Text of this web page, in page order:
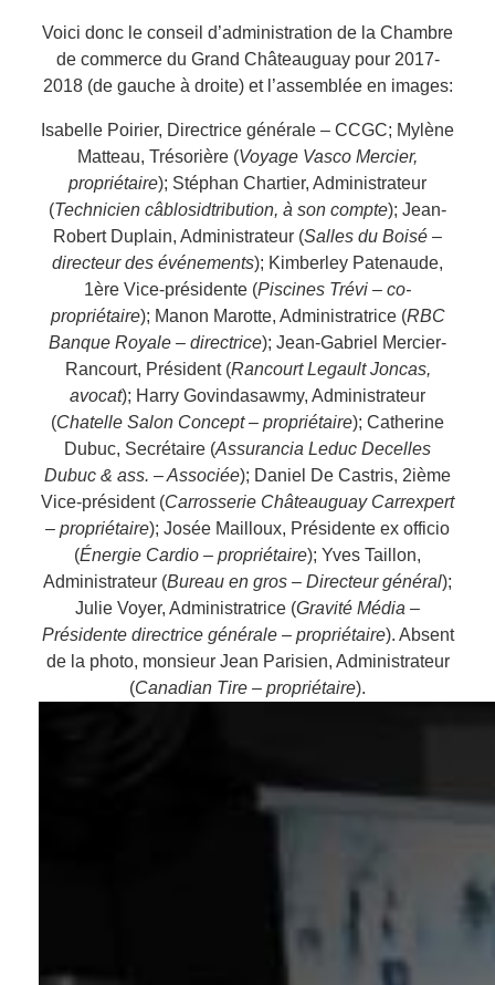
Voici donc le conseil d’administration de la Chambre
de commerce du Grand Châteauguay pour 2017-
2018 (de gauche à droite) et l’assemblée en images:
Isabelle Poirier, Directrice générale – CCGC; Mylène
Matteau, Trésorière (Voyage Vasco Mercier,
propriétaire); Stéphan Chartier, Administrateur
(Technicien câblosidtribution, à son compte); Jean-
Robert Duplain, Administrateur (Salles du Boisé –
directeur des événements); Kimberley Patenaude,
1ère Vice-présidente (Piscines Trévi – co-
propriétaire); Manon Marotte, Administratrice (RBC
Banque Royale – directrice); Jean-Gabriel Mercier-
Rancourt, Président (Rancourt Legault Joncas,
avocat); Harry Govindasawmy, Administrateur
(Chatelle Salon Concept – propriétaire); Catherine
Dubuc, Secrétaire (Assurancia Leduc Decelles
Dubuc & ass. – Associée); Daniel De Castris, 2ième
Vice-président (Carrosserie Châteauguay Carrexpert
– propriétaire); Josée Mailloux, Présidente ex officio
(Énergie Cardio – propriétaire); Yves Taillon,
Administrateur (Bureau en gros – Directeur général);
Julie Voyer, Administratrice (Gravité Média –
Présidente directrice générale – propriétaire). Absent
de la photo, monsieur Jean Parisien, Administrateur
(Canadian Tire – propriétaire).